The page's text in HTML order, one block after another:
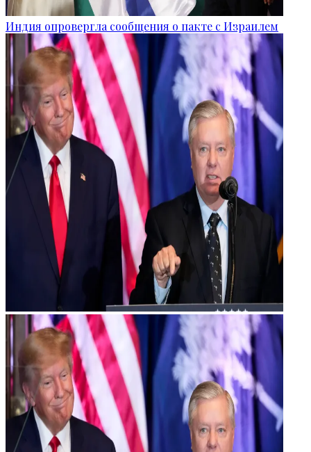
Индия опровергла сообщения о пакте с Израилем